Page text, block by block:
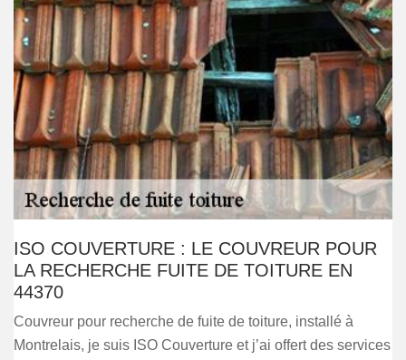
ISO COUVERTURE : LE COUVREUR POUR
LA RECHERCHE FUITE DE TOITURE EN
44370
Couvreur pour recherche de fuite de toiture, installé à
Montrelais, je suis ISO Couverture et j’ai offert des services